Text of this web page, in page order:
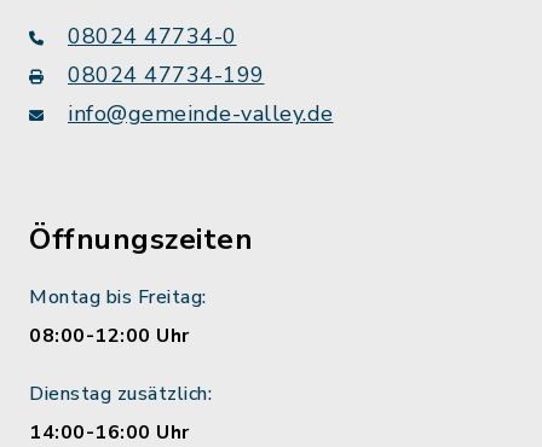
08024 47734-0
08024 47734-199
info@gemeinde-valley.de
Öffnungszeiten
Montag bis Freitag:
08:00-12:00 Uhr
Dienstag zusätzlich:
14:00-16:00 Uhr